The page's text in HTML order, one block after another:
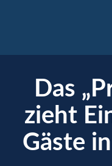
Das
zieht
Gäste